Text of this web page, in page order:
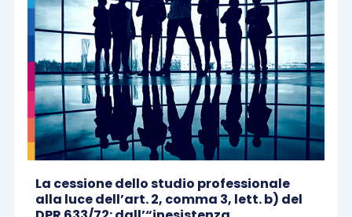
La cessione dello studio professionale
alla luce dell’art. 2, comma 3, lett. b) del